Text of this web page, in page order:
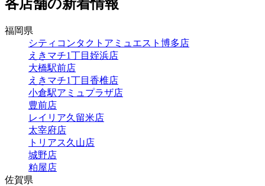
各店舗の新着情報
福岡県
シティコンタクトアミュエスト博多店
えきマチ1丁目姪浜店
大橋駅前店
えきマチ1丁目香椎店
小倉駅アミュプラザ店
豊前店
レイリア久留米店
太宰府店
トリアス久山店
城野店
粕屋店
佐賀県